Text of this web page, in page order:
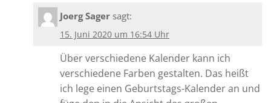
Joerg Sager sagt:
15. Juni 2020 um 16:54 Uhr
Über verschiedene Kalender kann ich
verschiedene Farben gestalten. Das heißt
ich lege einen Geburtstags-Kalender an und